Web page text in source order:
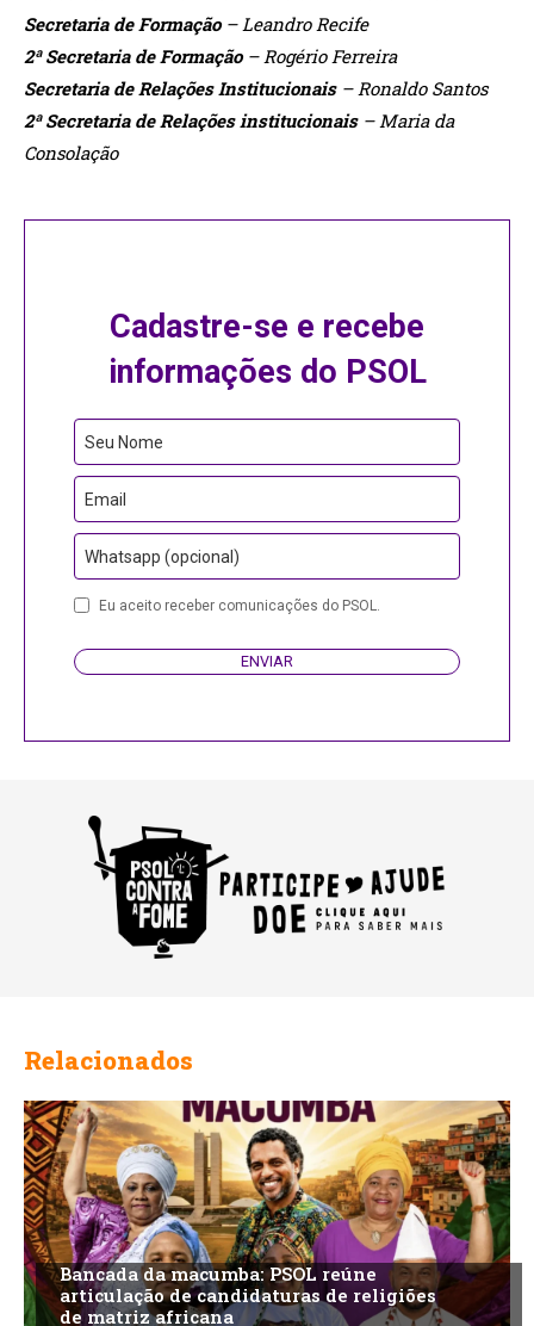
Secretaria de Formação– Leandro Recife
2ª Secretaria de Formação– Rogério Ferreira
Secretaria de Relações Institucionais– Ronaldo Santos
2ª Secretaria de Relações institucionais– Maria da
Consolação
Cadastre-se e recebe
informações do PSOL
Seu Nome
Email
Whatsapp (opcional)
Eu aceito receber comunicações do PSOL.
ENVIAR
Relacionados
Bancada da macumba: PSOL reúne
articulação de candidaturas de religiões
de matriz africana